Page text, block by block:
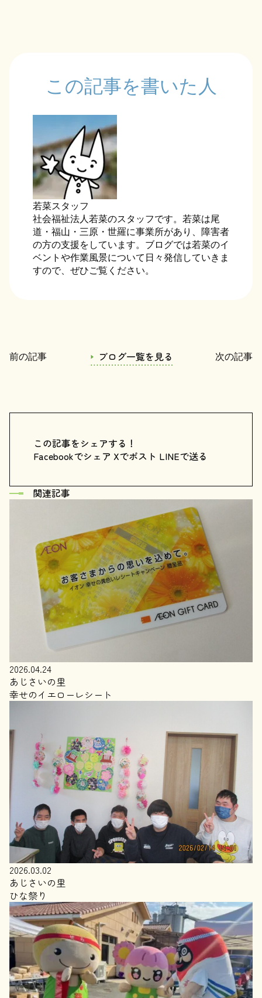
この記事を書いた人
若菜スタッフ
社会福祉法人若菜のスタッフです。若菜は尾
道・福山・三原・世羅に事業所があり、障害者
の方の支援をしています。ブログでは若菜のイ
ベントや作業風景について日々発信していきま
すので、ぜひご覧ください。
前の記事 ブログ一覧を見る 次の記事
この記事をシェアする！
Facebookでシェア Xでポスト LINEで送る
関連記事
2026.04.24
あじさいの里
幸せのイエローレシート
2026.03.02
あじさいの里
ひな祭り